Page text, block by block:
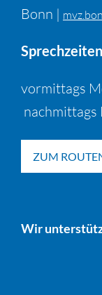
Bonn |
vormittags
ZUM
Wir